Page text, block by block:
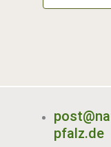
pfalz.de